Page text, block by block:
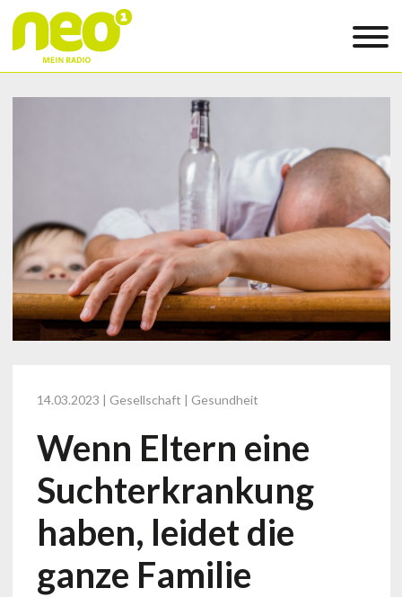
14.03.2023 | Gesellschaft | Gesundheit
Wenn Eltern eine
Suchterkrankung
haben, leidet die
ganze Familie